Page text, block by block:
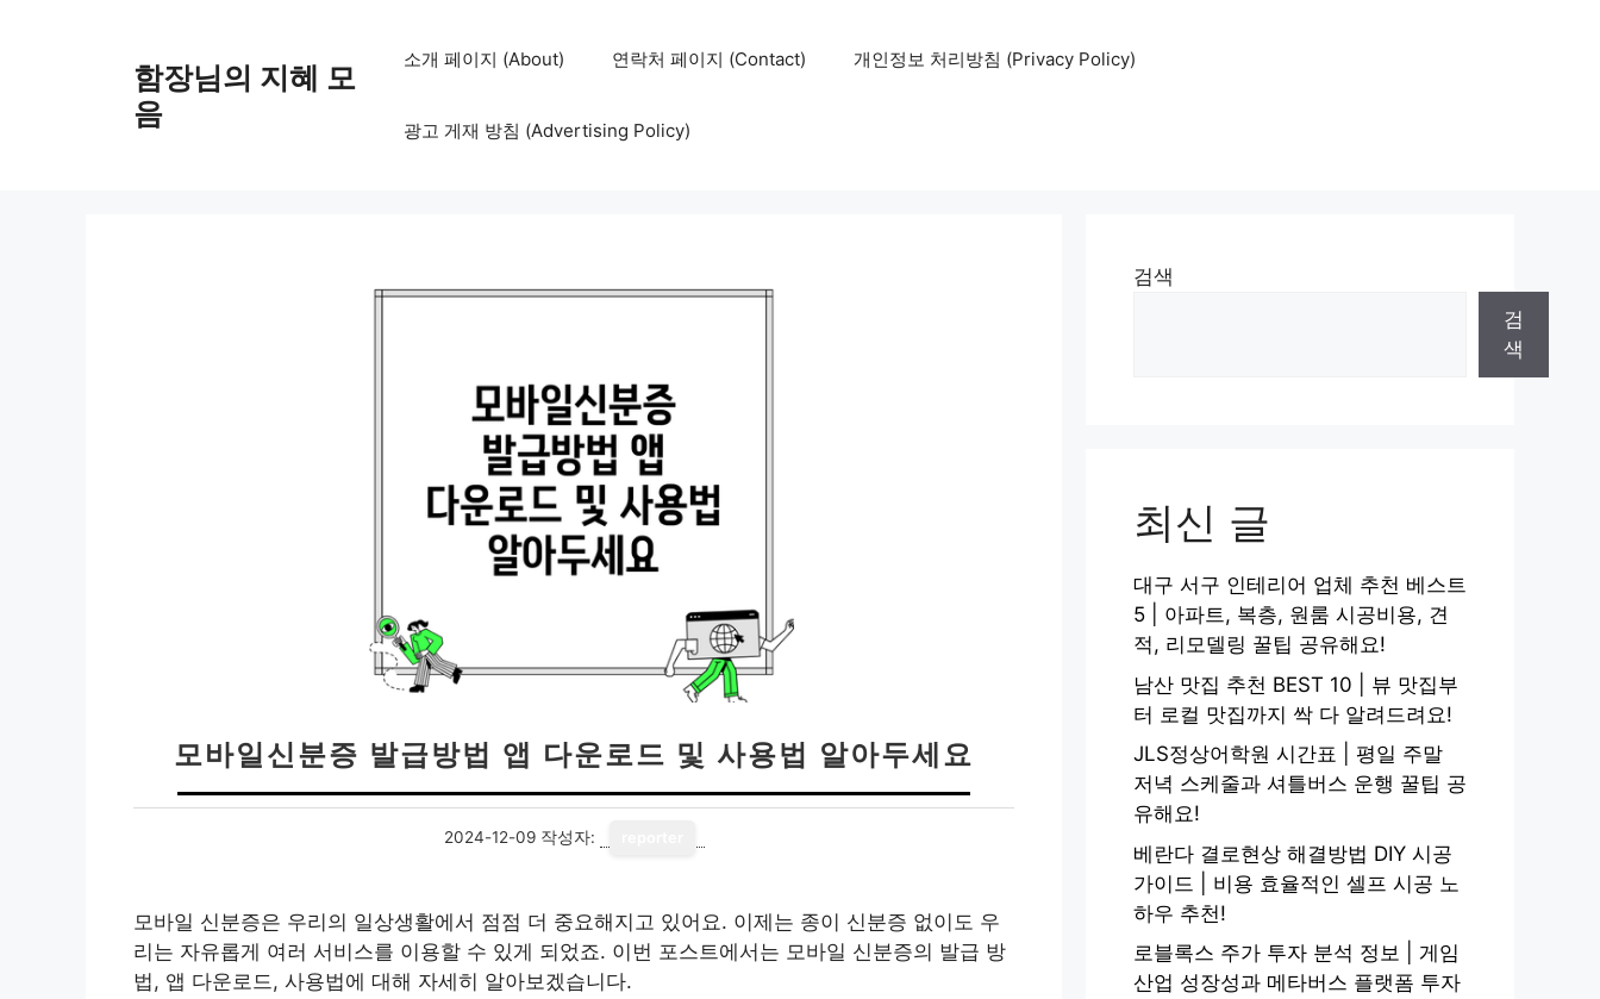
함장님의 지혜 모
음
소개 페이지 (About) 연락처 페이지 (Contact) 개인정보 처리방침 (Privacy Policy)
광고 게재 방침 (Advertising Policy)
모바일신분증 발급방법 앱 다운로드 및 사용법 알아두세요
2024-12-09 작성자:
모바일 신분증은 우리의 일상생활에서 점점 더 중요해지고 있어요. 이제는 종이 신분증 없이도 우
리는 자유롭게 여러 서비스를 이용할 수 있게 되었죠. 이번 포스트에서는 모바일 신분증의 발급 방
법, 앱 다운로드, 사용법에 대해 자세히 알아보겠습니다.
검색
검
색
최신 글
대구 서구 인테리어 업체 추천 베스트
5 | 아파트, 복층, 원룸 시공비용, 견
적, 리모델링 꿀팁 공유해요!
남산 맛집 추천 BEST 10 | 뷰 맛집부
터 로컬 맛집까지 싹 다 알려드려요!
JLS정상어학원 시간표 | 평일 주말
저녁 스케줄과 셔틀버스 운행 꿀팁 공
유해요!
베란다 결로현상 해결방법 DIY 시공
가이드 | 비용 효율적인 셀프 시공 노
하우 추천!
로블록스 주가 투자 분석 정보 | 게임
산업 성장성과 메타버스 플랫폼 투자